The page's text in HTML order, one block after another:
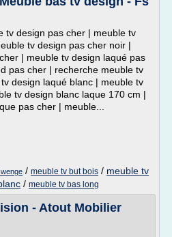
tv design pas cher | meuble tv
tv design pas cher noir |
| meuble tv design laqué pas
pas cher | recherche meuble tv
design laqué blanc | meuble tv
tv design blanc laque 170 cm |
pas cher | meuble...
/ meuble tv but bois / meuble tv
/ meuble tv bas long
- Atout Mobilier